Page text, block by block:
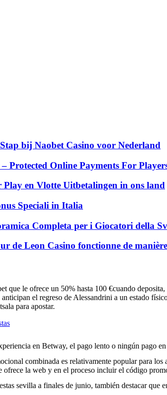
bij Naobet Casino voor Nederland
Protected Online Payments For
en Vlotte Uitbetalingen in ons land
Speciali in Italia
Completa per i Giocatori della
de Leon Casino fonctionne de
que le ofrece un 50% hasta 100 €cuando
anticipan el regreso de Alessandrini a un estado
para apostar.
en Betway, el pago lento o ningún pago
combinada es relativamente popular para los
ofrece la web y en el proceso incluir el código
sevilla a finales de junio, también destacar que